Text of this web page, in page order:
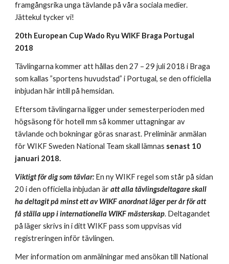
framgångsrika unga tävlande på våra sociala medier.
Jättekul tycker vi!
20th European Cup Wado Ryu WIKF Braga Portugal
2018
Tävlingarna kommer att hållas den 27 – 29 juli 2018 i Braga
som kallas ”sportens huvudstad” i Portugal, se den officiella
inbjudan här intill på hemsidan.
Eftersom tävlingarna ligger under semesterperioden med
högsäsong för hotell mm så kommer uttagningar av
tävlande och bokningar göras snarast. Preliminär anmälan
för WIKF Sweden National Team skall lämnas senast 10
januari 2018.
Viktigt för dig som tävlar: En ny WIKF regel som står på sidan
20 i den officiella inbjudan äratt alla tävlingsdeltagare skall
ha deltagit på minst ett av WIKF anordnat läger per år för att
få ställa upp i internationella WIKF mästerskap. Deltagandet
på läger skrivs in i ditt WIKF pass som uppvisas vid
registreringen inför tävlingen.
Mer information om anmälningar med ansökan till National